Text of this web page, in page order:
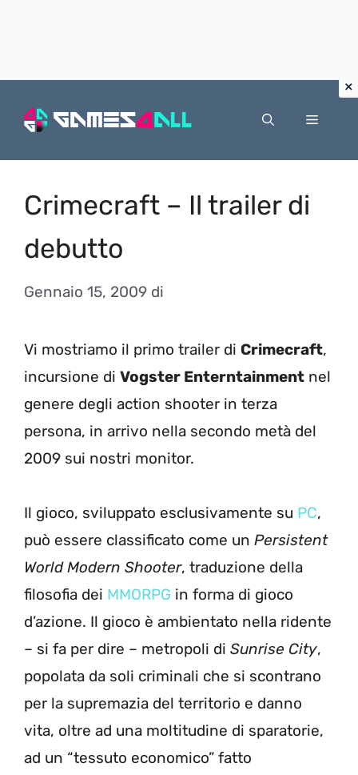
Menu
Crimecraft – Il trailer di
debutto
Gennaio 15, 2009 di
Vi mostriamo il primo trailer di Crimecraft,
incursione di Vogster Enterntainment nel
genere degli action shooter in terza
persona, in arrivo nella secondo metà del
2009 sui nostri monitor.
Il gioco, sviluppato esclusivamente su PC,
può essere classificato come un Persistent
World Modern Shooter, traduzione della
filosofia dei MMORPG in forma di gioco
d’azione. Il gioco è ambientato nella ridente
– si fa per dire – metropoli di Sunrise City,
popolata da soli criminali che si scontrano
per la supremazia del territorio e danno
vita, oltre ad una moltitudine di sparatorie,
ad un “tessuto economico” fatto